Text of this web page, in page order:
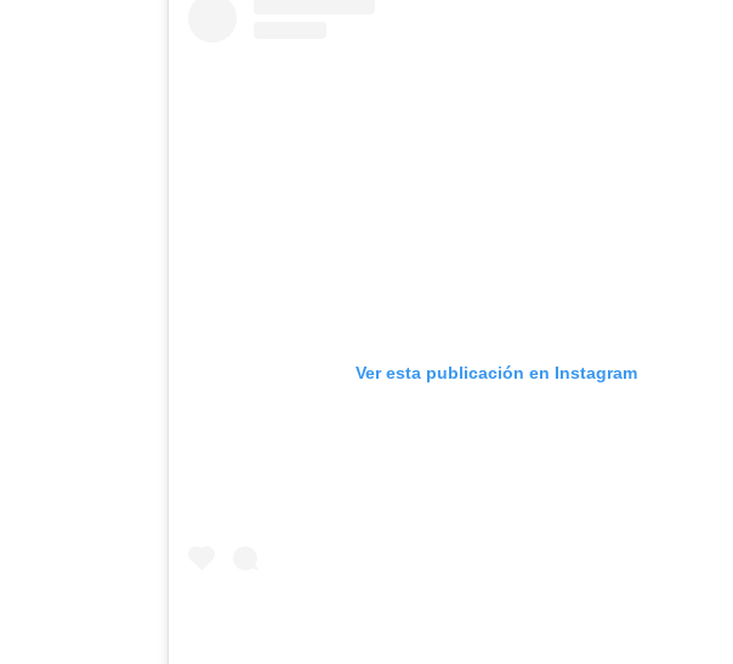
Ver esta publicación en Instagram